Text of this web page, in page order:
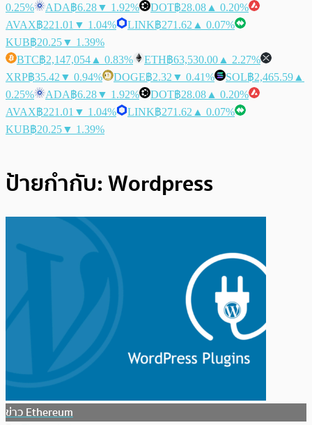
0.25%
ADA฿6.28▼ 1.92% DOT฿28.08 ▲ 0.20%
AVAX฿221.01 ▼ 1.04% LINK฿271.62 ▲ 0.07%
KUB฿20.25▼ 1.39%
BTC฿2,147,054 ▲ 0.83% ETH฿63,530.00 ▲ 2.27%
XRP฿35.42 ▼ 0.94% DOGE฿2.32 ▼ 0.41% SOL฿2,465.59 ▲
0.25%
ADA฿6.28▼ 1.92% DOT฿28.08 ▲ 0.20%
AVAX฿221.01 ▼ 1.04% LINK฿271.62 ▲ 0.07%
KUB฿20.25▼ 1.39%
ป้ายกำกับ:Wordpress
ข่าว Ethereum